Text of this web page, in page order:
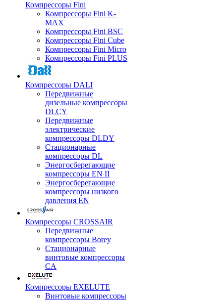
Компрессоры Fini
Компрессоры Fini K-
MAX
Компрессоры Fini BSC
Компрессоры Fini Cube
Компрессоры Fini Micro
Компрессоры Fini PLUS
Компрессоры DALI
Передвижные
дизельные компрессоры
DLCY
Передвижные
электрические
компрессоры DLDY
Стационарные
компрессоры DL
Энергосберегающие
компрессоры EN II
Энергосберегающие
компрессоры низкого
давления EN
Компрессоры CROSSAIR
Передвижные
компрессоры Borey
Стационарные
винтовые компрессоры
CA
Компрессоры EXELUTE
Винтовые компрессоры